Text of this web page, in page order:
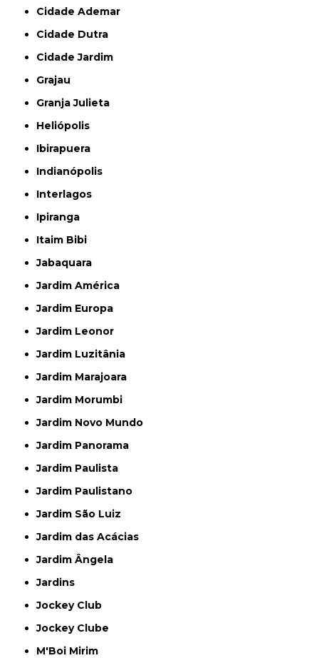
Cidade Ademar
Cidade Dutra
Cidade Jardim
Grajau
Granja Julieta
Heliópolis
Ibirapuera
Indianópolis
Interlagos
Ipiranga
Itaim Bibi
Jabaquara
Jardim América
Jardim Europa
Jardim Leonor
Jardim Luzitânia
Jardim Marajoara
Jardim Morumbi
Jardim Novo Mundo
Jardim Panorama
Jardim Paulista
Jardim Paulistano
Jardim São Luiz
Jardim das Acácias
Jardim Ângela
Jardins
Jockey Club
Jockey Clube
M'Boi Mirim